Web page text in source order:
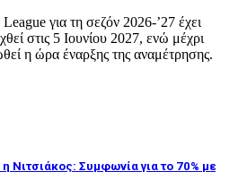
για τη σεζόν 2026-’27 έχει
στις 5 Ιουνίου 2027, ενώ μέχρι
η ώρα έναρξης της αναμέτρησης.
Νιτσιάκος: Συμφωνία για το 70% με